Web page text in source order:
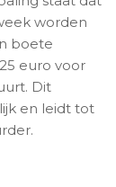
worden
boete
euro voor
Dit
en leidt tot